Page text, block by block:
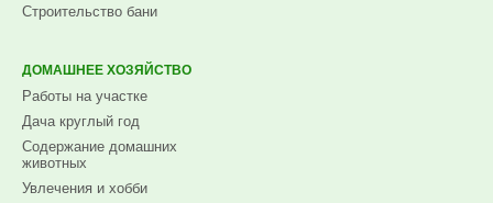
Строительство бани
ДОМАШНЕЕ ХОЗЯЙСТВО
Работы на участке
Дача круглый год
Содержание домашних
животных
Увлечения и хобби